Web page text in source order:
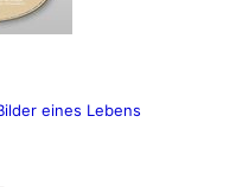
eines Lebens